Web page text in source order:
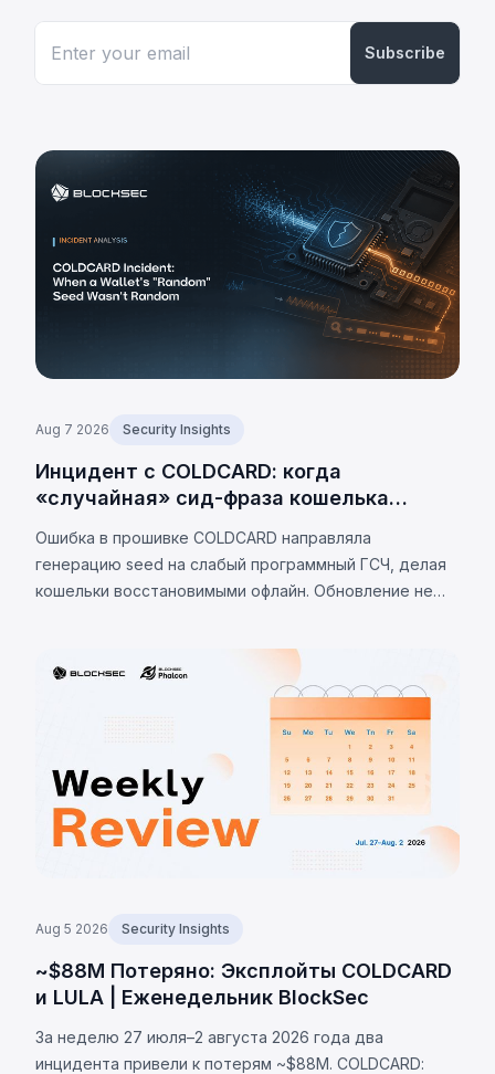
Subscribe
Aug 7 2026 Security Insights
Инцидент с COLDCARD: когда
«случайная» сид-фраза кошелька
Ошибка в прошивке COLDCARD направляла
генерацию seed на слабый программный ГСЧ, делая
кошельки восстановимыми офлайн. Обновление не
подтверждённые потери — 1 405 BTC (~$91 млн),
оценки до 2 055 BTC.
Aug 5 2026 Security Insights
~$88M Потеряно: Эксплойты COLDCARD
и LULA | Еженедельник BlockSec
За неделю 27 июля–2 августа 2026 года два
инцидента привели к потерям ~$88M. COLDCARD: